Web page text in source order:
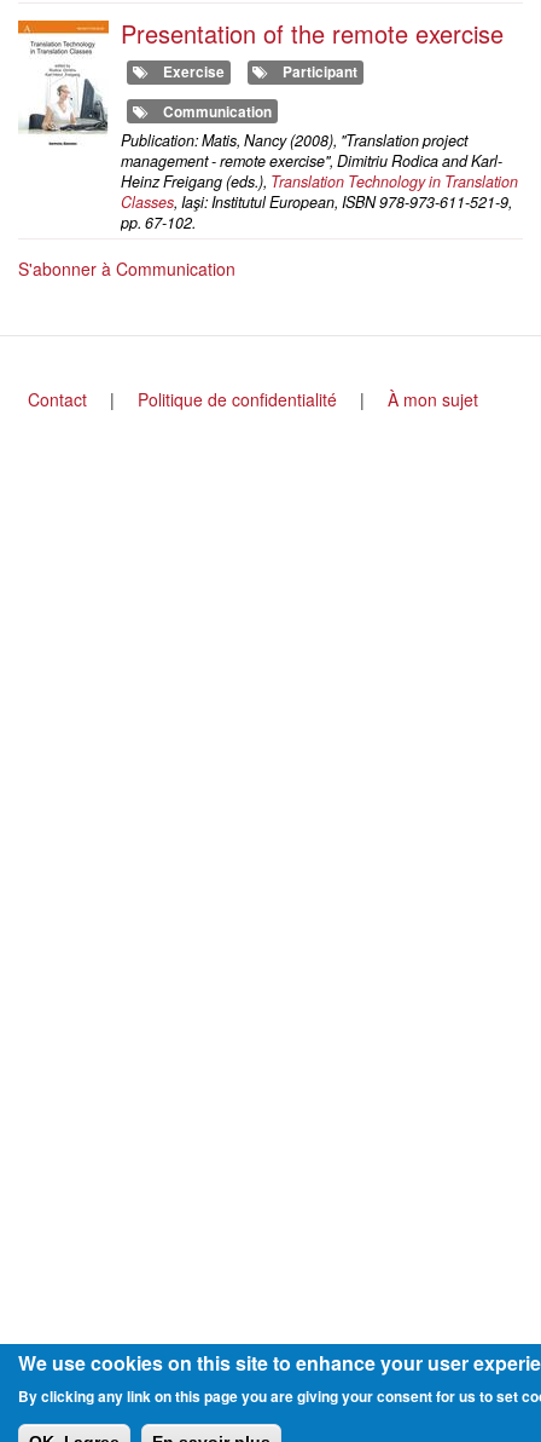
Presentation of the remote exercise
Exercise
Participant
Communication
Publication: Matis, Nancy (2008), "Translation project
management - remote exercise", Dimitriu Rodica and Karl-
Heinz Freigang (eds.), Translation Technology in Translation
Classes, Iaşi: Institutul European, ISBN 978-973-611-521-9,
pp. 67-102.
S'abonner à Communication
Footer
Contact Politique de confidentialité À mon sujet
We use cookies on this site to enhance your user
By clicking any link on this page you are giving your consent for us to set